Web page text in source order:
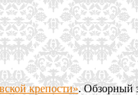
крепости». Обзорный